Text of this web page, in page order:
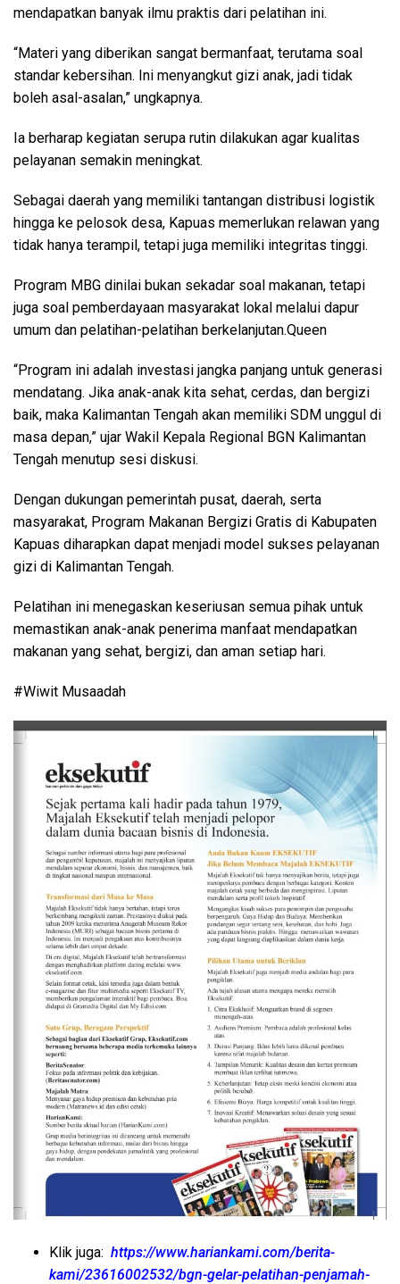
mendapatkan banyak ilmu praktis dari pelatihan ini.
“Materi yang diberikan sangat bermanfaat, terutama soal
standar kebersihan. Ini menyangkut gizi anak, jadi tidak
boleh asal-asalan,” ungkapnya.
Ia berharap kegiatan serupa rutin dilakukan agar kualitas
pelayanan semakin meningkat.
Sebagai daerah yang memiliki tantangan distribusi logistik
hingga ke pelosok desa, Kapuas memerlukan relawan yang
tidak hanya terampil, tetapi juga memiliki integritas tinggi.
Program MBG dinilai bukan sekadar soal makanan, tetapi
juga soal pemberdayaan masyarakat lokal melalui dapur
umum dan pelatihan-pelatihan berkelanjutan.Queen
“Program ini adalah investasi jangka panjang untuk generasi
mendatang. Jika anak-anak kita sehat, cerdas, dan bergizi
baik, maka Kalimantan Tengah akan memiliki SDM unggul di
masa depan,” ujar Wakil Kepala Regional BGN Kalimantan
Tengah menutup sesi diskusi.
Dengan dukungan pemerintah pusat, daerah, serta
masyarakat, Program Makanan Bergizi Gratis di Kabupaten
Kapuas diharapkan dapat menjadi model sukses pelayanan
gizi di Kalimantan Tengah.
Pelatihan ini menegaskan keseriusan semua pihak untuk
memastikan anak-anak penerima manfaat mendapatkan
makanan yang sehat, bergizi, dan aman setiap hari.
#Wiwit Musaadah
Klik juga: https://www.hariankami.com/berita-
kami/23616002532/bgn-gelar-pelatihan-penjamah-